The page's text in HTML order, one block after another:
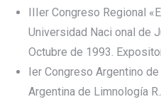
IIIer Congreso Regional
Universidad Naci onal de
Octubre de 1993.
Ier Congreso Argentino
Argentina de Limnología